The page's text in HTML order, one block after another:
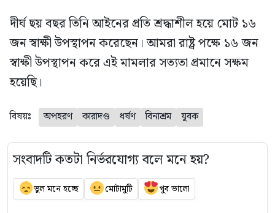
দীর্ঘ ছয় বছর তিনি আইনের প্রতি শ্রদ্ধাশীল হয়ে মোট ১৬
জন স্বাক্ষী উপস্থাপন করেছেন। আমরা রাষ্ট্র পক্ষে ১৬ জন
স্বাক্ষী উপস্থাপন করে এই মামলার সত্যতা প্রমানে সক্ষম
হয়েছি।
বিষয়ঃ অপহরণ কারাদণ্ড ধর্ষণ বিনাশ্রম যুবক
সংবাদটি কতটা নির্ভরযোগ্য বলে মনে হয়?
ভুল মনে হচ্ছে মোটামুটি খুব ভালো